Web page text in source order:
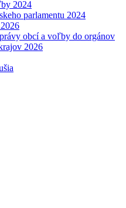
2024
parlamentu 2024
obcí a voľby do orgánov
2026